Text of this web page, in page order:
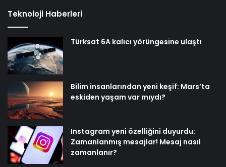
Teknoloji Haberleri
Türksat 6A kalıcı yörüngesine ulaştı
Bilim insanlarından yeni keşif: Mars’ta
eskiden yaşam var mıydı?
Instagram yeni özelliğini duyurdu:
Zamanlanmış mesajlar! Mesaj nasıl
zamanlanır?